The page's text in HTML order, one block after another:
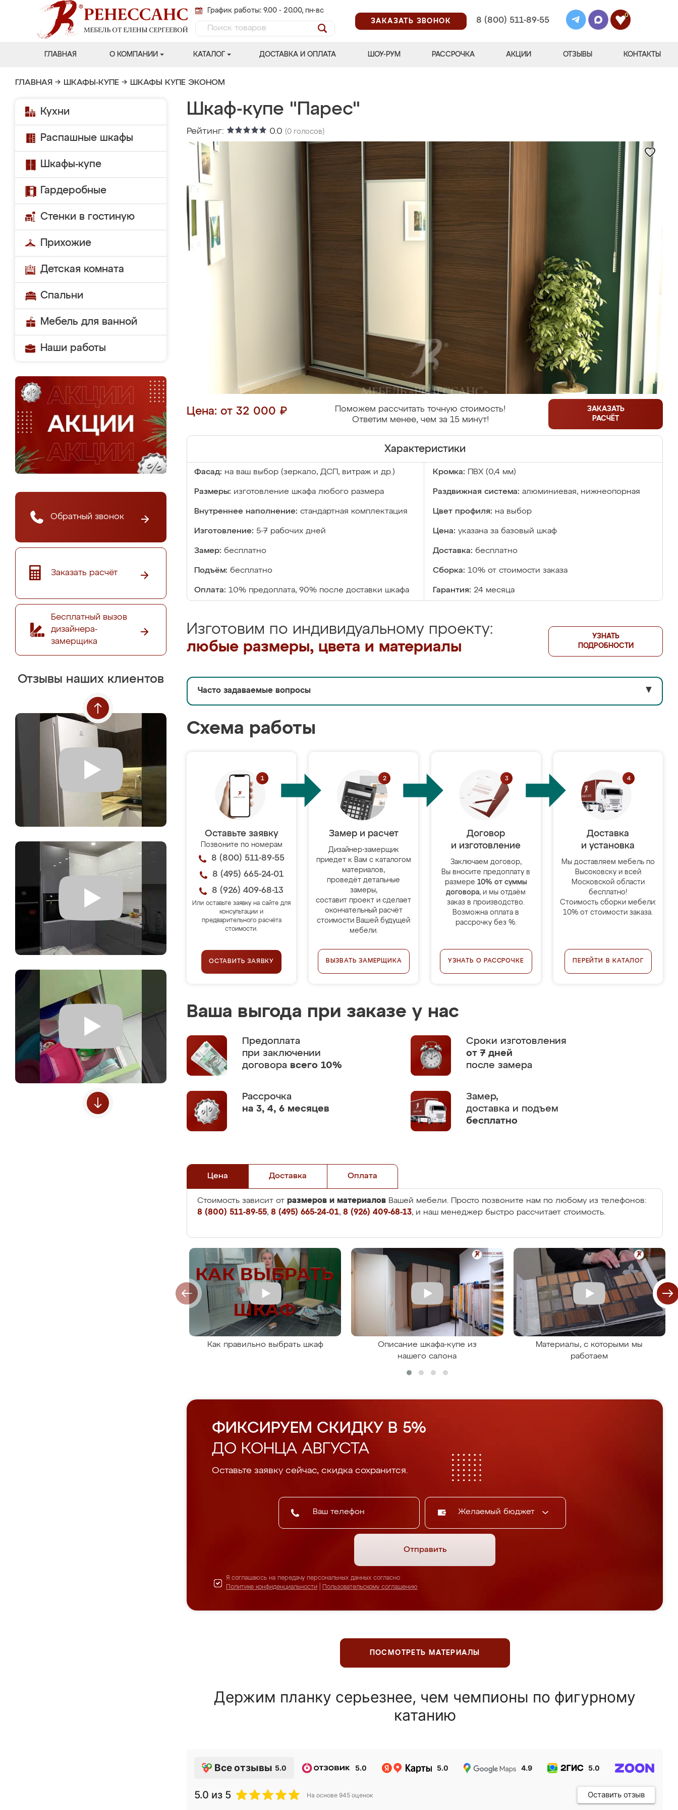
График работы: 9.00 - 20.00, пн-вс
ЗАКАЗАТЬ ЗВОНОК
8 (800) 511-89-55
0
ГЛАВНАЯ О КОМПАНИИ КАТАЛОГ ДОСТАВКА И ОПЛАТА ШОУ-РУМ РАССРОЧКА АКЦИИ ОТЗЫВЫ КОНТАКТЫ
ГЛАВНАЯ → ШКАФЫ-КУПЕ → ШКАФЫ КУПЕ ЭКОНОМ
Кухни
Распашные шкафы
Шкафы-купе
Гардеробные
Стенки в гостиную
Прихожие
Детская комната
Спальни
Мебель для ванной
Наши работы
Обратный звонок
Заказать расчёт
Бесплатный вызов
дизайнера-
замерщика
Отзывы наших клиентов
Шкаф-купе "Парес"
Рейтинг: 0.0 (0 голосов)
Цена: от 32 000 ₽
Поможем рассчитать точную стоимость!
Ответим менее, чем за 15 минут!
ЗАКАЗАТЬ
РАСЧЁТ
Характеристики
Фасад: на ваш выбор (зеркало, ДСП, витраж и др.) Кромка: ПВХ (0,4 мм)
Размеры: изготовление шкафа любого размера Раздвижная система: алюминиевая, нижнеопорная
Внутреннее наполнение: стандартная комплектация Цвет профиля: на выбор
Изготовление: 5-7 рабочих дней Цена: указана за базовый шкаф
Замер: бесплатно Доставка: бесплатно
Подъём: бесплатно Сборка: 10% от стоимости заказа
Оплата: 10% предоплата, 90% после доставки шкафа Гарантия: 24 месяца
Изготовим по индивидуальному проекту:
любые размеры, цвета и материалы
УЗНАТЬ
ПОДРОБНОСТИ
Часто задаваемые вопросы ▼
Схема работы
Оставьте заявку
Позвоните по номерам
8 (800) 511-89-55
8 (495) 665-24-01
8 (926) 409-68-13
Или оставьте заявку на сайте для
консультации и
предварительного расчёта
стоимости.
ОСТАВИТЬ ЗАЯВКУ
Замер и расчет
Дизайнер-замерщик
приедет к Вам с каталогом
материалов,
проведёт детальные
замеры,
составит проект и сделает
окончательный расчёт
стоимости Вашей будущей
мебели.
ВЫЗВАТЬ ЗАМЕРЩИКА
Договор
и изготовление
Заключаем договор,
Вы вносите предоплату в
размере 10% от суммы
договора, и мы отдаём
заказ в производство.
Возможна оплата в
рассрочку без %.
УЗНАТЬ О РАССРОЧКЕ
Доставка
и установка
Мы доставляем мебель по
Высоковску и всей
Московской области
бесплатно!
Стоимость сборки мебели:
10% от стоимости заказа.
ПЕРЕЙТИ В КАТАЛОГ
Ваша выгода при заказе у нас
Предоплата
при заключении
договора всего 10%
Сроки изготовления
от 7 дней
после замера
Рассрочка
на 3, 4, 6 месяцев
Замер,
доставка и подъем
бесплатно
Цена Доставка Оплата
Стоимость зависит от размеров и материалов Вашей мебели. Просто позвоните нам по любому из телефонов:
8 (800) 511-89-55, 8 (495) 665-24-01, 8 (926) 409-68-13, и наш менеджер быстро рассчитает стоимость.
Как правильно выбрать шкаф
Описание шкафа-купе из
нашего салона
Материалы, с которыми мы
работаем
ФИКСИРУЕМ СКИДКУ В 5%
ДО КОНЦА АВГУСТА
Оставьте заявку сейчас, скидка сохранится.
Желаемый бюджет
Отправить
Я соглашаюсь на передачу персональных данных согласно
Политике конфиденциальности
Пользовательскому соглашению
ПОСМОТРЕТЬ МАТЕРИАЛЫ
Держим планку серьезнее, чем чемпионы по фигурному
катанию
Все отзывы 5.0 5.0 5.0 4.9 5.0
5.0 из 5 На основе 945 оценок Оставить отзыв